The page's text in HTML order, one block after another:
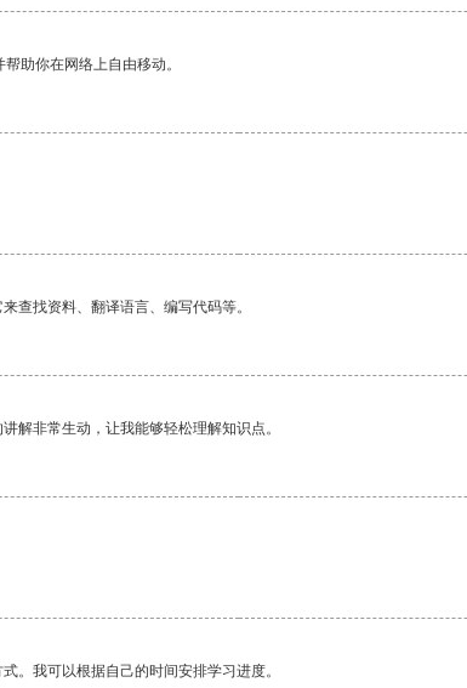
助你在网络上自由移动。
查找资料、翻译语言、编写代码等。
解非常生动，让我能够轻松理解知识点。
。我可以根据自己的时间安排学习进度。